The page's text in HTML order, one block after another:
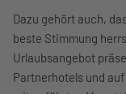
Dazu gehört auch,
beste Stimmung
Urlaubsangebot
Partnerhotels und